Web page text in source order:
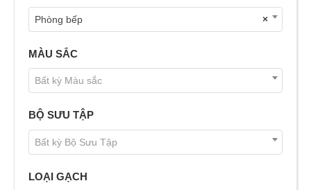
×
Phòng bếp
MÀU SẮC
Bất kỳ Màu sắc
BỘ SƯU TẬP
Bất kỳ Bộ Sưu Tập
LOẠI GẠCH